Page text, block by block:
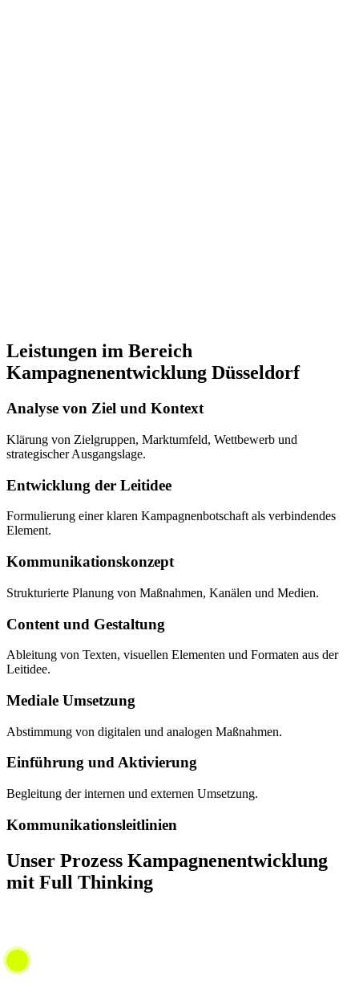
Leistungen im Bereich
Kampagnenentwicklung Düsseldorf
Analyse von Ziel und Kontext
Klärung von Zielgruppen, Marktumfeld, Wettbewerb und
strategischer Ausgangslage.
Entwicklung der Leitidee
Formulierung einer klaren Kampagnenbotschaft als verbindendes
Element.
Kommunikationskonzept
Strukturierte Planung von Maßnahmen, Kanälen und Medien.
Content und Gestaltung
Ableitung von Texten, visuellen Elementen und Formaten aus der
Leitidee.
Mediale Umsetzung
Abstimmung von digitalen und analogen Maßnahmen.
Einführung und Aktivierung
Begleitung der internen und externen Umsetzung.
Kommunikationsleitlinien
Unser Prozess Kampagnenentwicklung
mit Full Thinking
Phase 1 – Analyse & Markenbild